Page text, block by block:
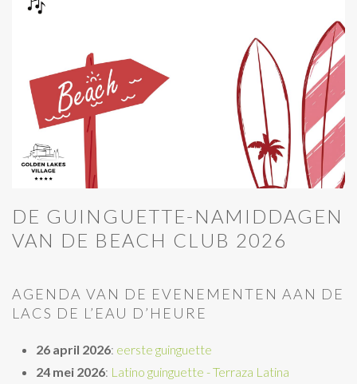
DE GUINGUETTE-NAMIDDAGEN
VAN DE BEACH CLUB 2026
AGENDA VAN DE EVENEMENTEN AAN DE
LACS DE L’EAU D’HEURE
26 april 2026: eerste guinguette
24 mei 2026: Latino guinguette - Terraza Latina